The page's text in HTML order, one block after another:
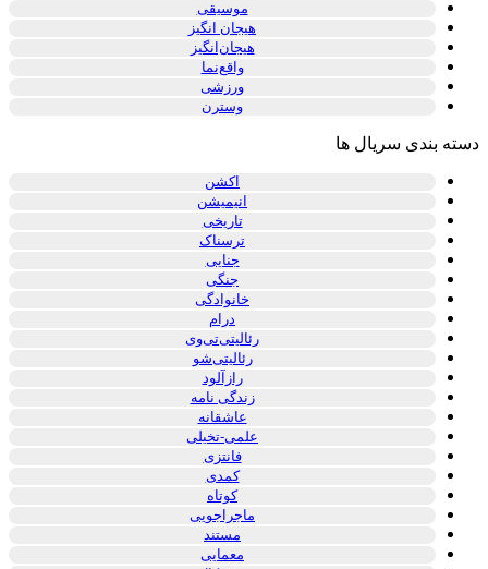
موسیقی
هیجان انگیز
هیجان‌انگیز
واقع‌نما
ورزشی
وسترن
دسته بندی سریال ها
اکشن
انیمیشن
تاریخی
ترسناک
جنایی
جنگی
خانوادگی
درام
رئالیتی‌تی‌وی
رئالیتی‌شو
رازآلود
زندگی نامه
عاشقانه
علمی-تخیلی
فانتزی
کمدی
کوتاه
ماجراجویی
مستند
معمایی